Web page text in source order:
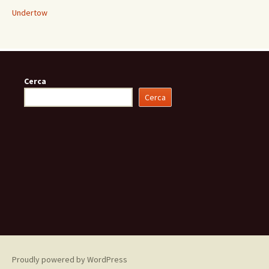
Undertow
Cerca
Cerca
Proudly powered by WordPress